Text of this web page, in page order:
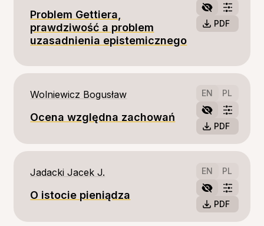
PDF
Problem Gettiera,
prawdziwość a problem
uzasadnienia epistemicznego
EN PL
PDF
Wolniewicz Bogusław
Ocena względna zachowań
EN PL
PDF
Jadacki Jacek J.
O istocie pieniądza